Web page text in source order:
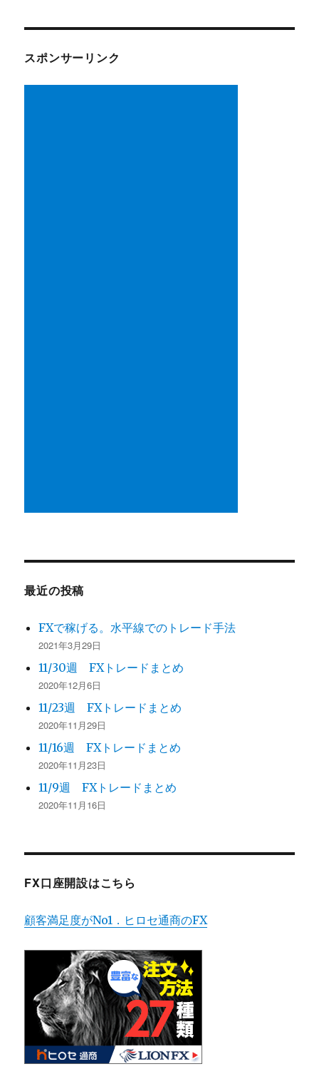
スポンサーリンク
最近の投稿
FXで稼げる。水平線でのトレード手法
2021年3月29日
11/30週 FXトレードまとめ
2020年12月6日
11/23週 FXトレードまとめ
2020年11月29日
11/16週 FXトレードまとめ
2020年11月23日
11/9週 FXトレードまとめ
2020年11月16日
FX口座開設はこちら
顧客満足度がNo1．ヒロセ通商のFX